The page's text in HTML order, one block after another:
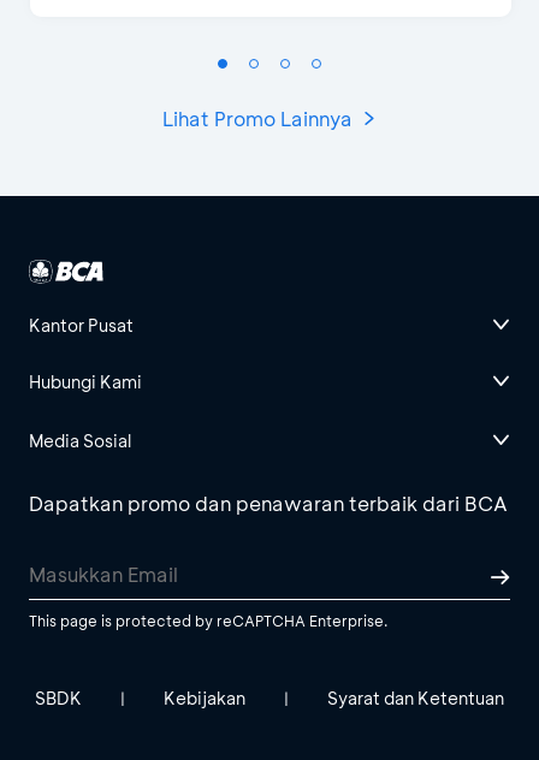
Lihat Promo Lainnya
Kantor Pusat
Hubungi Kami
Media Sosial
Dapatkan promo dan penawaran terbaik dari BCA
This page is protected by reCAPTCHA Enterprise.
SBDK | Kebijakan | Syarat dan Ketentuan